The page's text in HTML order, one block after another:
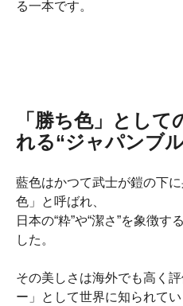
る一本です。
「勝ち色」とし
れる“ジャパンブ
藍色はかつて武士が鎧の下
色」と呼ばれ、
日本の“粋”や“潔さ”を象徴
した。
その美しさは海外でも高く
ー」として世界に知られてい